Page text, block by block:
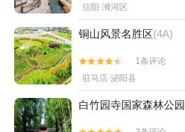
信阳·浉河区
铜山风景名胜区(4A)


1条评论
驻马店·泌阳县
白竹园寺国家森林公园